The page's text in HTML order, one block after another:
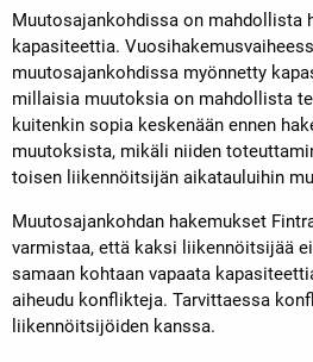
Muutosajankohdissa on mahdollista
kapasiteettia.
muutosajankohdissa myönnetty
millaisia muutoksia on mahdollista
kuitenkin sopia keskenään ennen
muutoksista, mikäli niiden
toisen liikennöitsijän aikatauluihin
Muutosajankohdan hakemukset
varmistaa, että kaksi liikennöitsijää
samaan kohtaan vapaata
aiheudu konflikteja. Tarvittaessa
liikennöitsijöiden kanssa.